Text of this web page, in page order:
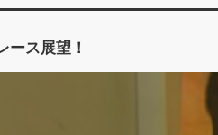
ス展望！